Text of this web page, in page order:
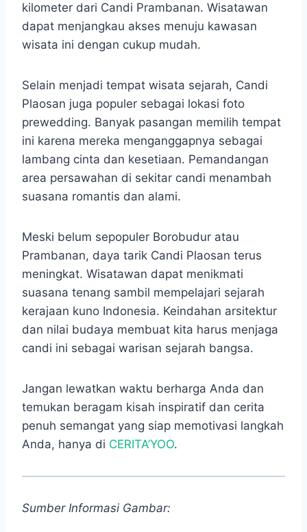
kilometer dari Candi Prambanan. Wisatawan
dapat menjangkau akses menuju kawasan
wisata ini dengan cukup mudah.
Selain menjadi tempat wisata sejarah, Candi
Plaosan juga populer sebagai lokasi foto
prewedding. Banyak pasangan memilih tempat
ini karena mereka menganggapnya sebagai
lambang cinta dan kesetiaan. Pemandangan
area persawahan di sekitar candi menambah
suasana romantis dan alami.
Meski belum sepopuler Borobudur atau
Prambanan, daya tarik Candi Plaosan terus
meningkat. Wisatawan dapat menikmati
suasana tenang sambil mempelajari sejarah
kerajaan kuno Indonesia. Keindahan arsitektur
dan nilai budaya membuat kita harus menjaga
candi ini sebagai warisan sejarah bangsa.
Jangan lewatkan waktu berharga Anda dan
temukan beragam kisah inspiratif dan cerita
penuh semangat yang siap memotivasi langkah
Anda, hanya di CERITA’YOO.
Sumber Informasi Gambar: